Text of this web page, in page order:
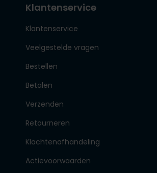
Klantenservice
Klantenservice
Veelgestelde vragen
Bestellen
Betalen
Verzenden
Retourneren
Klachtenafhandeling
Actievoorwaarden